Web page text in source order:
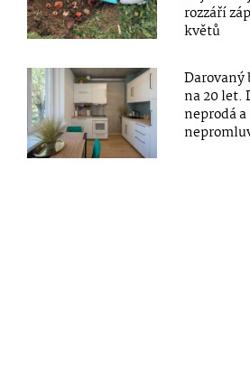
rozzáří
květů
na 20 let.
neprodá